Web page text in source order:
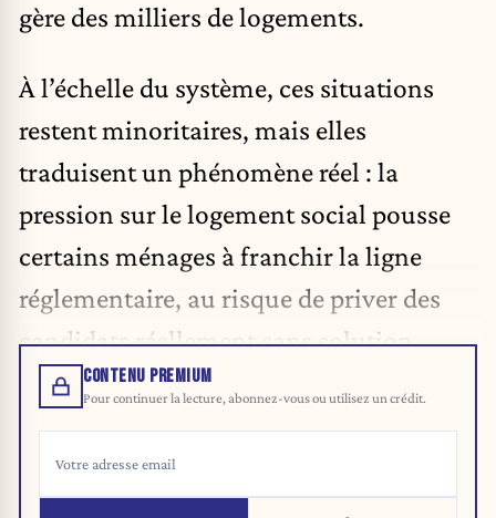
gère des milliers de logements.
À l’échelle du système, ces situations
restent minoritaires, mais elles
traduisent un phénomène réel : la
pression sur le logement social pousse
certains ménages à franchir la ligne
réglementaire, au risque de priver des
candidats réellement sans solution.
CONTENU PREMIUM
Pour continuer la lecture, abonnez-vous ou utilisez un crédit.